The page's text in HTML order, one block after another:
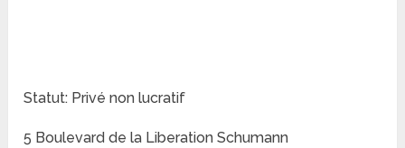
Statut: Privé non lucratif
5 Boulevard de la Liberation Schumann